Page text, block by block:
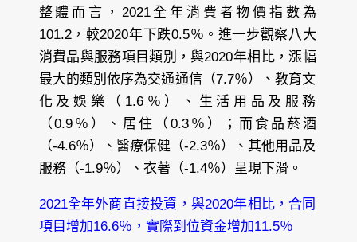
整體而言，2021全年消費者物價指數為
101.2，較2020年下跌0.5％。進一步觀察八大
消費品與服務項目類別，與2020年相比，漲幅
最大的類別依序為交通通信（7.7％）、教育文
化及娛樂（1.6％）、生活用品及服務
（0.9％）、居住（0.3％）；而食品菸酒
（-4.6％）、醫療保健（-2.3％）、其他用品及
服務（-1.9％）、衣著（-1.4％）呈現下滑。
2021全年外商直接投資，與2020年相比，合同
項目增加16.6％，實際到位資金增加11.5％